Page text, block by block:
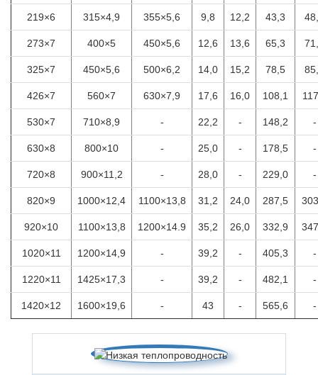
219×6 315×4,9 355×5,6 9,8 12,2 43,3
273×7 400×5 450×5,6 12,6 13,6 65,3
325×7 450×5,6 500×6,2 14,0 15,2 78,5
426×7 560×7 630×7,9 17,6 16,0 108,1
530×7 710×8,9 - 22,2 - 148,2 -
630×8 800×10 - 25,0 - 178,5 -
720×8 900×11,2 - 28,0 - 229,0 -
820×9 1000×12,4 1100×13,8 31,2 24,0 287,5
920×10 1100×13,8 1200×14.9 35,2 26,0 332,9
1020×11 1200×14,9 - 39,2 - 405,3 -
1220×11 1425×17,3 - 39,2 - 482,1 -
1420×12 1600×19,6 - 43 - 565,6 -